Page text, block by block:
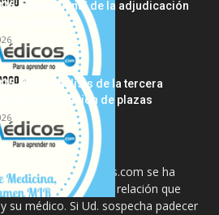
análisis final de la adjudicación
y claves...
2026: análisis de la tercera
de adjudicación de plazas
en CasiMedicos.com se ha
no substituir, la relación que
su médico. Si Ud. sospecha padecer